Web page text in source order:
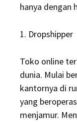
hanya dengan
1. Dropshipper
Toko online
dunia. Mulai
kantornya di
yang
menjamur.